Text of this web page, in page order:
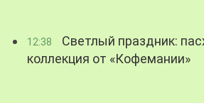
12:38
Светлый праздник:
коллекция от «Кофемании»